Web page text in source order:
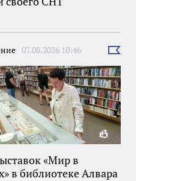
07.08.2026 10:46
Выбрать
«Мир в
в библиотеке Алвара